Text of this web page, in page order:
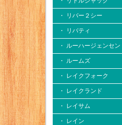
・ リバー２シー
・ リバティ
・ ルーハージェンセン
・ ルームズ
・ レイクフォーク
・ レイクランド
・ レイサム
・ レイン